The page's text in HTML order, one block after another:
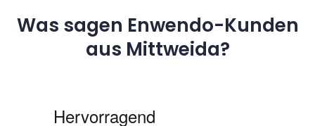
Was sagen Enwendo-Kunden
aus Mittweida?